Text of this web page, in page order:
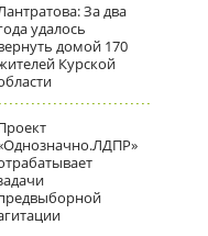
За два
удалось
домой 170
Курской